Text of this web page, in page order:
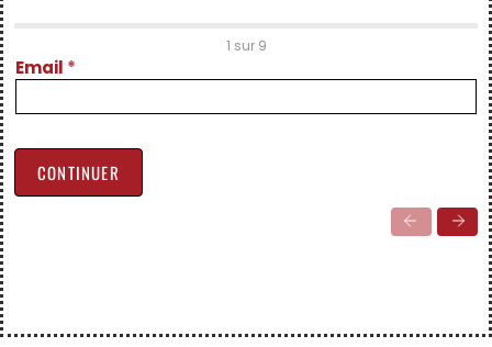
Spring
2026
1 sur 9
Email *
CONTINUER